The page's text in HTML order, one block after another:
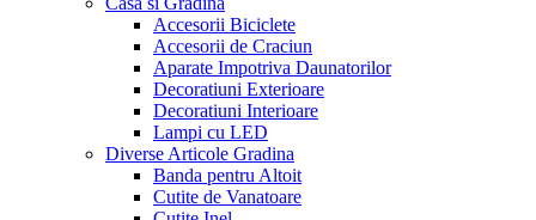
Accesorii Biciclete
Accesorii de Craciun
Aparate Impotriva Daunatorilor
Decoratiuni Exterioare
Decoratiuni Interioare
Lampi cu LED
Diverse Articole Gradina
Banda pentru Altoit
Cutite de Vanatoare